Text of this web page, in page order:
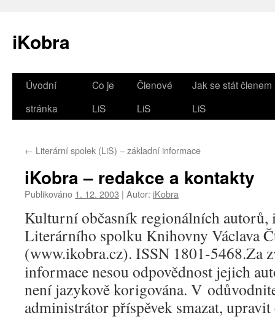
iKobra
Přejít
webu
Úvodní
stránka
Co je
LiS
Členové
LiS
Jak se stát členem
LiS
← Literární spolek (LiS) – základní informace
iKobra – redakce a kontakty
Publikováno 1. 12. 2003 | Autor: iKobra
Kulturní občasník regionálních autorů,
Literárního spolku Knihovny Václava
(www.ikobra.cz). ISSN 1801-5468.Za
informace nesou odpovědnost jejich
není jazykově korigována. V
administrátor příspěvek smazat,